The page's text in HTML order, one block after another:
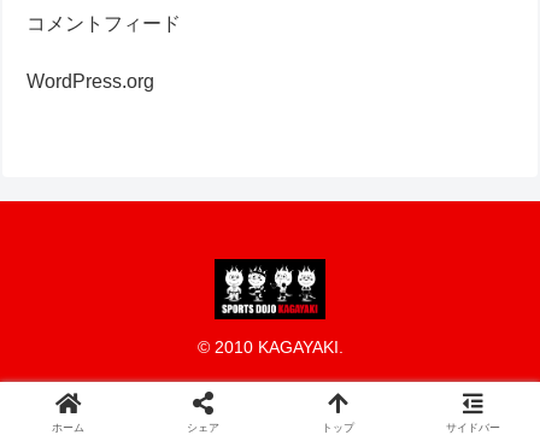
コメントフィード
WordPress.org
© 2010 KAGAYAKI.
ホーム シェア トップ サイドバー